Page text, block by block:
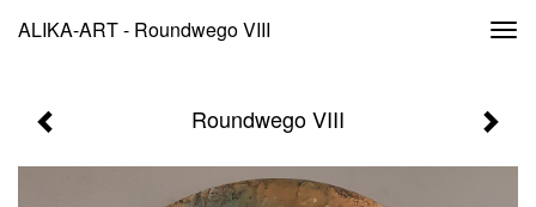
ALIKA-ART - Roundwego VIII
Roundwego VIII